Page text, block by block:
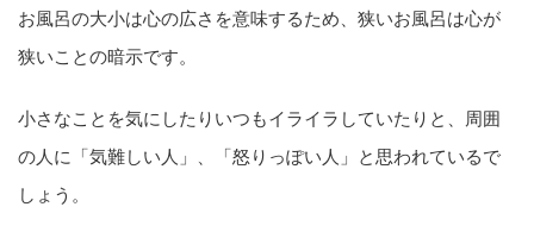
お風呂の大小は心の広さを意味するため、狭いお風呂は心が
狭いことの暗示です。
小さなことを気にしたりいつもイライラしていたりと、周囲
の人に「気難しい人」、「怒りっぽい人」と思われているで
しょう。